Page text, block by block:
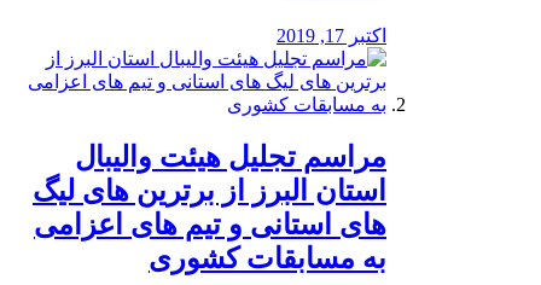
اکتبر 17, 2019
مراسم تجلیل هیئت والیبال
استان البرز از برترین های لیگ
های استانی و تیم های اعزامی
به مسابقات کشوری